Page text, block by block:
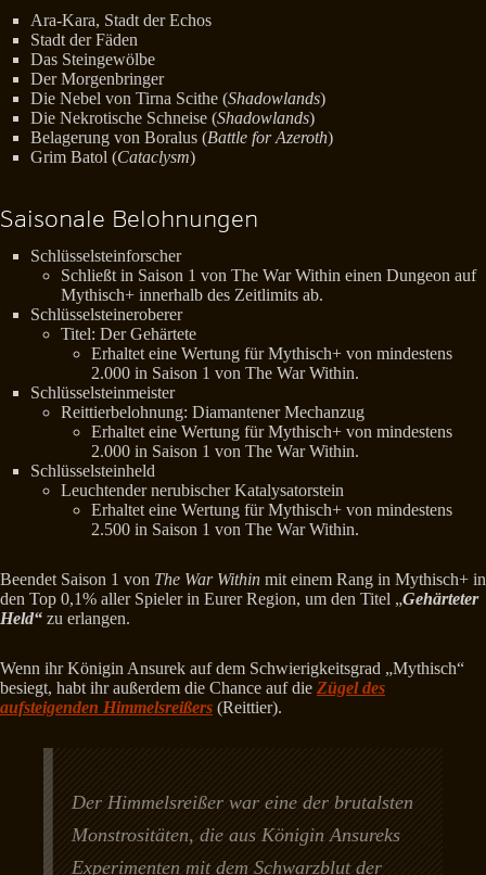
Ara-Kara, Stadt der Echos
Stadt der Fäden
Das Steingewölbe
Der Morgenbringer
Die Nebel von Tirna Scithe (Shadowlands)
Die Nekrotische Schneise (Shadowlands)
Belagerung von Boralus (Battle for Azeroth)
Grim Batol (Cataclysm)
Saisonale Belohnungen
Schlüsselsteinforscher
Schließt in Saison 1 von The War Within einen Dungeon auf
Mythisch+ innerhalb des Zeitlimits ab.
Schlüsselsteineroberer
Titel: Der Gehärtete
Erhaltet eine Wertung für Mythisch+ von mindestens
2.000 in Saison 1 von The War Within.
Schlüsselsteinmeister
Reittierbelohnung: Diamantener Mechanzug
Erhaltet eine Wertung für Mythisch+ von mindestens
2.000 in Saison 1 von The War Within.
Schlüsselsteinheld
Leuchtender nerubischer Katalysatorstein
Erhaltet eine Wertung für Mythisch+ von mindestens
2.500 in Saison 1 von The War Within.
Beendet Saison 1 von The War Within mit einem Rang in Mythisch+ in
den Top 0,1% aller Spieler in Eurer Region, um den Titel „Gehärteter
Held“ zu erlangen.
Wenn ihr Königin Ansurek auf dem Schwierigkeitsgrad „Mythisch“
besiegt, habt ihr außerdem die Chance auf die Zügel des
aufsteigenden Himmelsreißers (Reittier).
Der Himmelsreißer war eine der brutalsten
Monstrositäten, die aus Königin Ansureks
Experimenten mit dem Schwarzblut der